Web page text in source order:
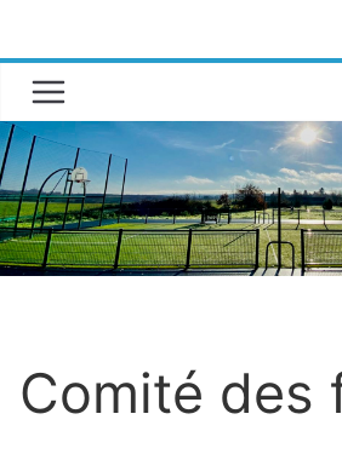
contenu
Comité des